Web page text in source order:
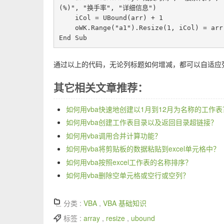
(%)", "换手率", "详细信息")
通过以上的代码，无论列标题如何增减，都可以自适应
其它相关文章推荐：
如何用vba快速地创建以1月到12月为名称的工作表
如何用vba创建工作表目录以及返回目录超链接？
如何用vba调用合并计算功能？
如何用vba将剪贴板的数据粘贴到excel单元格中？
如何用vba按照excel工作表的名称排序？
如何用vba删除空单元格或空行或空列？
分类 : VBA , VBA 基础知识
标签 : array , resize , ubound